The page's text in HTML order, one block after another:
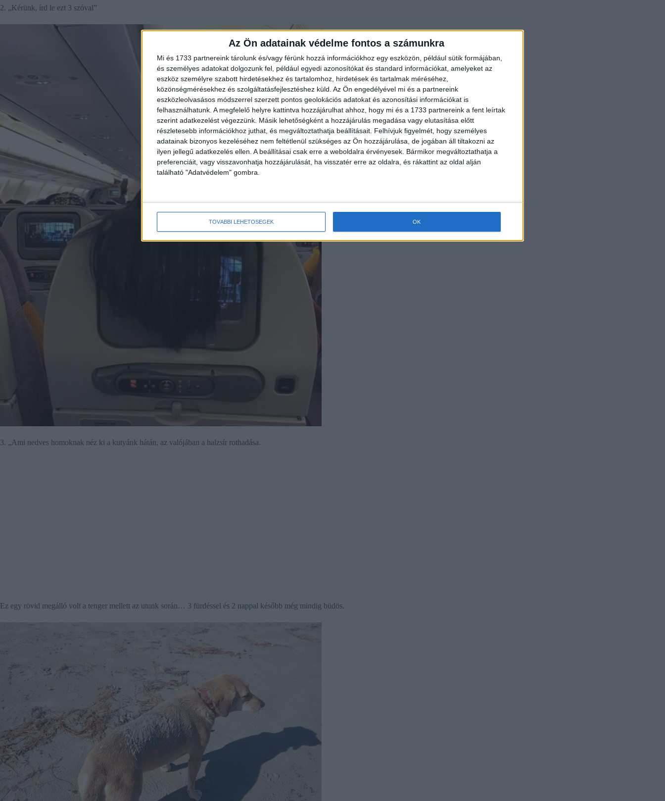
Az Ön adatainak védelme fontos a számunkra
Mi és 1733 partnereink tárolunk és/vagy férünk hozzá információkhoz egy eszközön, például sütik formájában,
és személyes adatokat dolgozunk fel, például egyedi azonosítókat és standard információkat, amelyeket az
eszköz személyre szabott hirdetésekhez és tartalomhoz, hirdetések és tartalmak méréséhez,
közönségmérésekhez és szolgáltatásfejlesztéshez küld. Az Ön engedélyével mi és a partnereink
eszközleolvasásos módszerrel szerzett pontos geolokációs adatokat és azonosítási információkat is
felhasználhatunk. A megfelelő helyre kattintva hozzájárulhat ahhoz, hogy mi és a 1733 partnereink a fent leírtak
szerint adatkezelést végezzünk. Másik lehetőségként a hozzájárulás megadása vagy elutasítása előtt
részletesebb információkhoz juthat, és megváltoztathatja beállításait. Felhívjuk figyelmét, hogy személyes
adatainak bizonyos kezeléséhez nem feltétlenül szükséges az Ön hozzájárulása, de jogában áll tiltakozni az
ilyen jellegű adatkezelés ellen. A beállításai csak erre a weboldalra érvényesek. Bármikor megváltoztathatja a
preferenciáit, vagy visszavonhatja hozzájárulását, ha visszatér erre az oldalra, és rákattint az oldal alján
található "Adatvédelem" gombra.
TOVÁBBI LEHETŐSÉGEK OK
2. „Kérünk, írd le ezt 3 szóval”
3. „Ami nedves homoknak néz ki a kutyánk hátán, az valójában a halzsír rothadása.
Ez egy rövid megálló volt a tenger mellett az utunk során… 3 fürdéssel és 2 nappal később még mindig büdös.